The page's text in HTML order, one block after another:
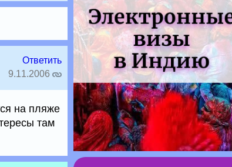
Ответить
9.11.2006
на пляже
там